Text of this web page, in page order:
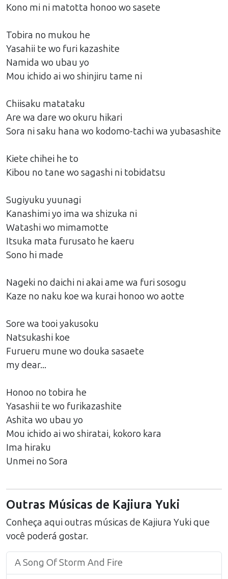
Kono mi ni matotta honoo wo sasete
Tobira no mukou he
Yasahii te wo furi kazashite
Namida wo ubau yo
Mou ichido ai wo shinjiru tame ni
Chiisaku matataku
Are wa dare wo okuru hikari
Sora ni saku hana wo kodomo-tachi wa yubasashite
Kiete chihei he to
Kibou no tane wo sagashi ni tobidatsu
Sugiyuku yuunagi
Kanashimi yo ima wa shizuka ni
Watashi wo mimamotte
Itsuka mata furusato he kaeru
Sono hi made
Nageki no daichi ni akai ame wa furi sosogu
Kaze no naku koe wa kurai honoo wo aotte
Sore wa tooi yakusoku
Natsukashi koe
Furueru mune wo douka sasaete
my dear...
Honoo no tobira he
Yasashii te wo furikazashite
Ashita wo ubau yo
Mou ichido ai wo shiratai, kokoro kara
Ima hiraku
Unmei no Sora
Outras Músicas de Kajiura Yuki
Conheça aqui outras músicas de Kajiura Yukique
você poderá gostar.
A Song Of Storm And Fire